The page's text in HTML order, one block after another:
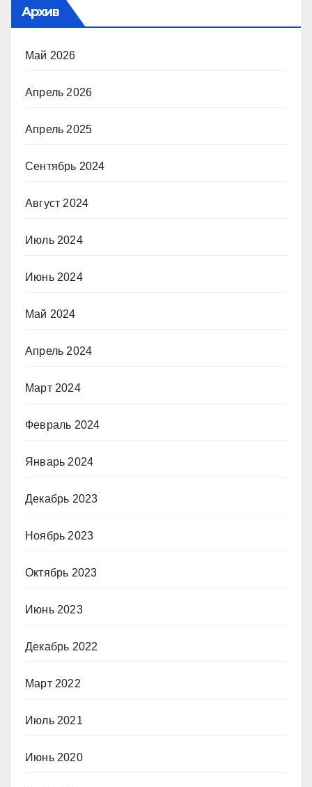
Архив
Май 2026
Апрель 2026
Апрель 2025
Сентябрь 2024
Август 2024
Июль 2024
Июнь 2024
Май 2024
Апрель 2024
Март 2024
Февраль 2024
Январь 2024
Декабрь 2023
Ноябрь 2023
Октябрь 2023
Июнь 2023
Декабрь 2022
Март 2022
Июль 2021
Июнь 2020